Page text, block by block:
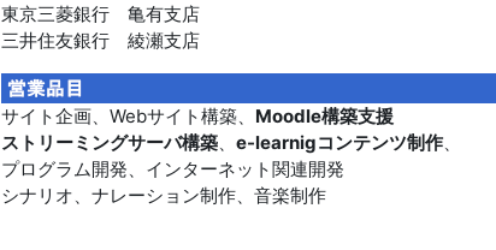
東京三菱銀行 亀有支店
三井住友銀行 綾瀬支店
サイト企画、Webサイト構築、 Moodle構築支援
ストリーミングサーバ構築、 e-learnigコンテンツ制作、
プログラム開発、インターネット関連開発
シナリオ、ナレーション制作、音楽制作